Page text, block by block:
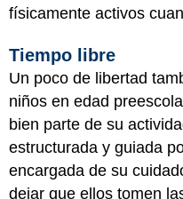
físicamente activos
Tiempo libre
Un poco de libertad
niños en edad
bien parte de su
estructurada y guiada
encargada de su
dejar que ellos tomen